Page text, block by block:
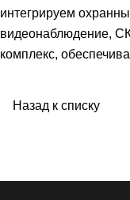
интегрируем
видеонаблюдение,
комплекс,
Назад к списку